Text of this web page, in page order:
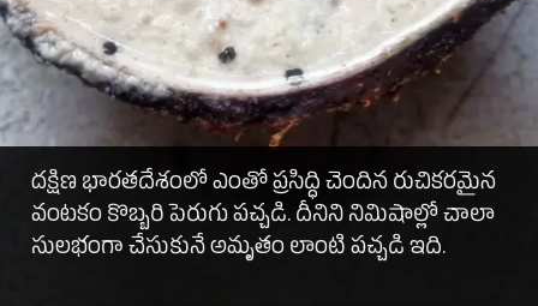
దక్షిణ భారతదేశంలో ఎంతో ప్రసిద్ధి చెందిన రుచికరమైన
వంటకం కొబ్బరి పెరుగు పచ్చడి. దీనిని నిమిషాల్లో చాలా
సులభంగా చేసుకునే అమృతం లాంటి పచ్చడి ఇది.